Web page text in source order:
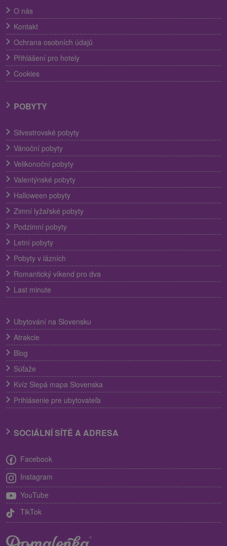
O nás
Kontakt
Ochrana osobních údajů
Přihlášení pro hotely
Cookies
POBYTY
Silvestrovské pobyty
Vánoční pobyty
Velikonoční pobyty
Valentýnské pobyty
Halloween pobyty
Zimní lyžařské pobyty
Podzimní pobyty
Letní pobyty
Pobyty v lázních
Romantický víkend pro dva
Last minute
Ubytování na Slovensku
Atrakcie
Blog
Súťaže
Kvíz Slepá mapa Slovenska
Prihlásenie pre ubytovateľa
SOCIÁLNÍ SÍTĚ A ADRESA
Facebook
Instagram
YouTube
TikTok